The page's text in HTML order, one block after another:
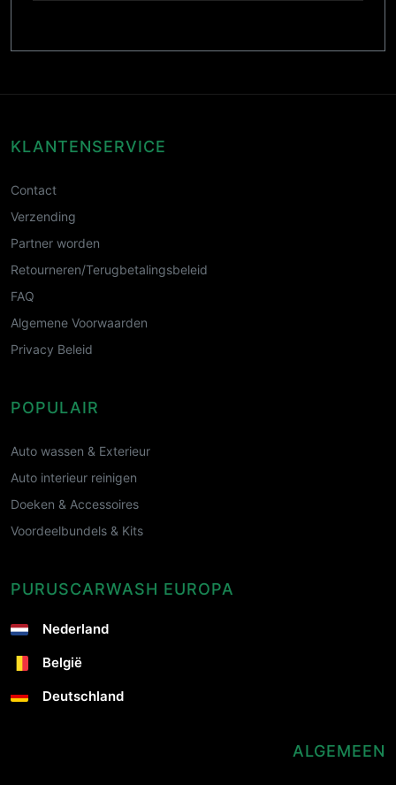
KLANTENSERVICE
Contact
Verzending
Partner worden
Retourneren/Terugbetalingsbeleid
FAQ
Algemene Voorwaarden
Privacy Beleid
POPULAIR
Auto wassen & Exterieur
Auto interieur reinigen
Doeken & Accessoires
Voordeelbundels & Kits
PURUSCARWASH EUROPA
Nederland
België
Deutschland
ALGEMEEN